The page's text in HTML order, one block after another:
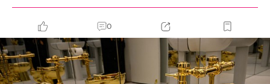
0